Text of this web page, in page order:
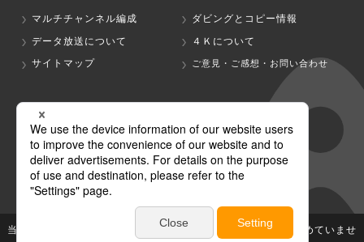
マルチチャンネル編成
ダビングとコピー情報
データ放送について
４Ｋについて
サイトマップ
ご意見・ご感想・お問い合わせ
グループ会社
テレビ朝日 テレ朝チャンネル
当社が著作権、著作隣接権を有する放送番組等の無断利用は認めていませ